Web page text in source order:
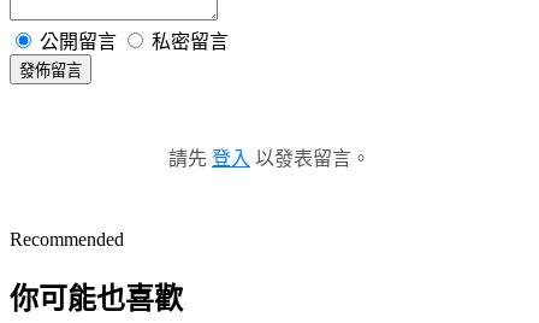
公開留言 私密留言
發佈留言
請先 登入 以發表留言。
Recommended
你可能也喜歡